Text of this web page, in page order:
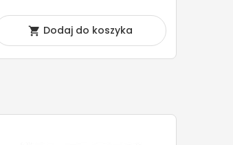
 Dodaj do koszyka